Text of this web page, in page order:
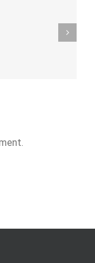
* Lp-crm